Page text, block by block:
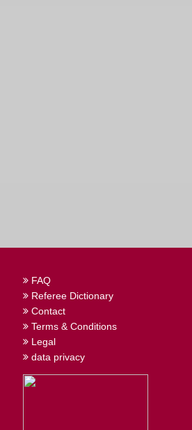
FAQ
Referee Dictionary
Contact
Terms & Conditions
Legal
data privacy